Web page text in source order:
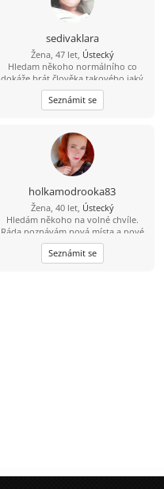
sedivaklara
Žena, 47 let, Ústecký
Hledam někoho normálního co
dokáže brát člověka takového jaký
je. A hlavně ví co od života chce. Já
jsem měla ve vztazích smůlu, tak
proto skousim tuhle cestu.
Seznámit se
holkamodrooka83
Žena, 40 let, Ústecký
Hledám někoho na volné chvíle.
Ráda poznávám nová místa a nové
lidi.
Seznámit se